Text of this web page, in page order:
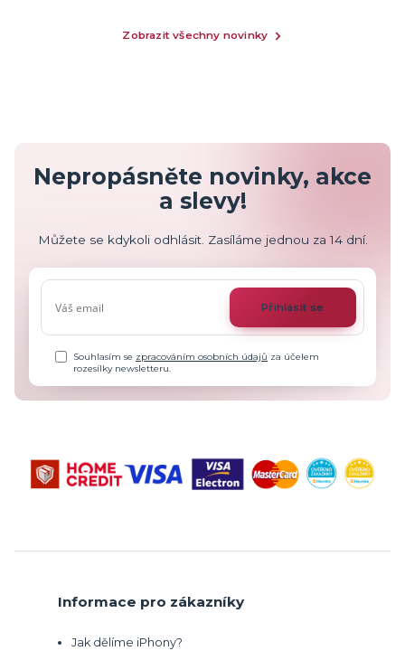
Zobrazit všechny novinky
Nepropásněte novinky, akce
a slevy!
Můžete se kdykoli odhlásit. Zasíláme jednou za 14 dní.
Přihlásit se
Souhlasím se zpracováním osobních údajů za účelem
rozesílky newsletteru.
Informace pro zákazníky
Jak dělíme iPhony?